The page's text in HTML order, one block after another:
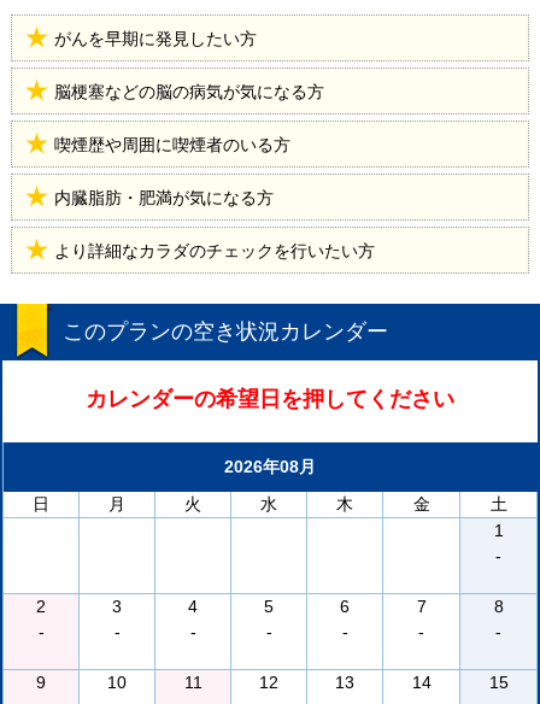
がんを早期に発見したい方
脳梗塞などの脳の病気が気になる方
喫煙歴や周囲に喫煙者のいる方
内臓脂肪・肥満が気になる方
より詳細なカラダのチェックを行いたい方
このプランの空き状況カレンダー
カレンダーの希望日を押してください
2026年08月
日
月 火 水 木 金
土
1
-
2
-
3
-
4
-
5
-
6
-
7
-
8
-
9
10
11
12
13
14
15